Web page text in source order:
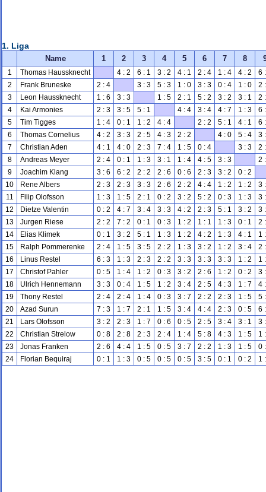
1. Liga
Name 1 2 3 4 5 6 7 8
1 Thomas Haussknecht 4 : 2 6 : 1 3 : 2 4 : 1 2 : 4 1 : 4 4 : 2
6
2
Frank Bruneske 2 : 4 3 : 3 5 : 3 1 : 0 3 : 3 0 : 4 1 : 0
2
3
Leon Haussknecht 1 : 6 3 : 3 1 : 5 2 : 1 5 : 2 3 : 2 3 : 1
2
4
Kai Armonies 2 : 3 3 : 5 5 : 1 4 : 4 3 : 4 4 : 7 1 : 3
6
5
Tim Tigges 1 : 4 0 : 1 1 : 2 4 : 4 2 : 2 5 : 1 4 : 1
6
6
Thomas Cornelius 4 : 2 3 : 3 2 : 5 4 : 3 2 : 2 4 : 0 5 : 4
3
7
Christian Aden 4 : 1 4 : 0 2 : 3 7 : 4 1 : 5 0 : 4 3 : 3
2
8
Andreas Meyer 2 : 4 0 : 1 1 : 3 3 : 1 1 : 4 4 : 5 3 : 3
2
9
Joachim Klang 3 : 6 6 : 2 2 : 2 2 : 6 0 : 6 2 : 3 3 : 2
0 : 2
10
Rene Albers 2 : 3 2 : 3 3 : 3 2 : 6 2 : 2 4 : 4 1 : 2 1 : 2
3
11
Filip Olofsson 1 : 3 1 : 5 2 : 1 0 : 2 3 : 2 5 : 2 0 : 3 1 : 3
3
12
Dietze Valentin 0 : 2 4 : 7 3 : 4 3 : 3 4 : 2 2 : 3 5 : 1 3 : 2
3
13
Jurgen Riese 2 : 2 7 : 2 0 : 1 0 : 3 1 : 2 1 : 1 1 : 3 0 : 1
2
14
Elias Klimek 0 : 1 3 : 2 5 : 1 1 : 3 1 : 2 4 : 2 1 : 3 4 : 1
1
15
Ralph Pommerenke 2 : 4 1 : 5 3 : 5 2 : 2 1 : 3 3 : 2 1 : 2 3 : 4
2
16
Linus Restel 6 : 3 1 : 3 2 : 3 2 : 2 3 : 3 3 : 3 3 : 3 1 : 2
1
17
Christof Pahler 0 : 5 1 : 4 1 : 2 0 : 3 3 : 2 2 : 6 1 : 2 0 : 2
3
18
Ulrich Hennemann 3 : 3 0 : 4 1 : 5 1 : 2 3 : 4 2 : 5 4 : 3 1 : 7
4
19
Thony Restel 2 : 4 2 : 4 1 : 4 0 : 3 3 : 7 2 : 2 2 : 3 1 : 5
5
20
Azad Surun 7 : 3 1 : 7 2 : 1 1 : 5 3 : 4 4 : 4 2 : 3 0 : 5
6
21
Lars Olofsson 3 : 2 2 : 3 1 : 7 0 : 6 0 : 5 2 : 5 3 : 4 3 : 1
3
22
Christian Strelow 0 : 8 2 : 8 2 : 3 2 : 4 1 : 4 5 : 8 4 : 3 1 : 5
1
23
Jonas Franken 2 : 6 4 : 4 1 : 5 0 : 5 3 : 7 2 : 2 1 : 3 1 : 5
0
24
Florian Bequiraj 0 : 1 1 : 3 0 : 5 0 : 5 0 : 5 3 : 5 0 : 1 0 : 2 1